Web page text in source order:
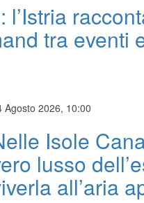
l’Istria
tra eventi
Agosto 2026, 10:00
Isole
lusso
all’aria